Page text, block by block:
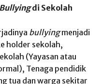
Bullyingdi Sekolah
bullyingmenjadi
holder sekolah,
(Yayasan atau
Tenaga pendidik
tua dan warga sekitar